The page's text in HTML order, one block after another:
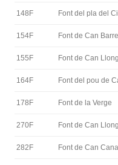
148F Font del pla del
154F Font de Can
155F Font de Can Llong
164F Font del pou de
178F Font de la Verge
270F Font de Can
282F Font de Can